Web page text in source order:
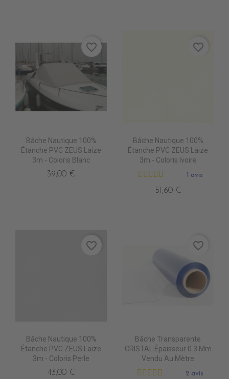
Bâche Nautique 100%
Étanche PVC ZEUS Laize
3m - Coloris Blanc
39,00 €
favorite_border
Bâche Nautique 100%
Étanche PVC ZEUS Laize
3m - Coloris Ivoire
1 avis
51,60 €
favorite_border
Bâche Nautique 100%
Étanche PVC ZEUS Laize
3m - Coloris Perle
43,00 €
favorite_border
Bâche Transparente
CRISTAL Épaisseur 0.3 Mm
Vendu Au Mètre
2 avis
favorite_border